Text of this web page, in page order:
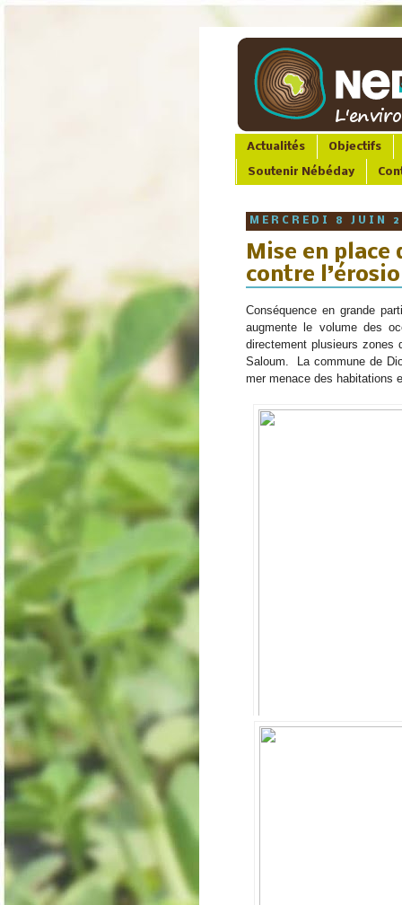
Actualités Objectifs
Soutenir Nébéday
MERCREDI 8 JUIN
Mise en place
contre
Conséquence en grande
augmente le volume des
directement plusieurs zones
Saloum.  La commune de
mer menace des habitations